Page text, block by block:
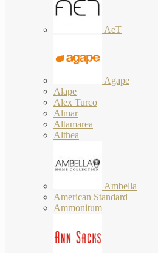
AeT
Agape
Alape
Alex Turco
Almar
Altamarea
Althea
Ambella
American Standard
Ammonitum